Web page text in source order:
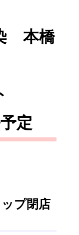
本橋
定
プ閉店